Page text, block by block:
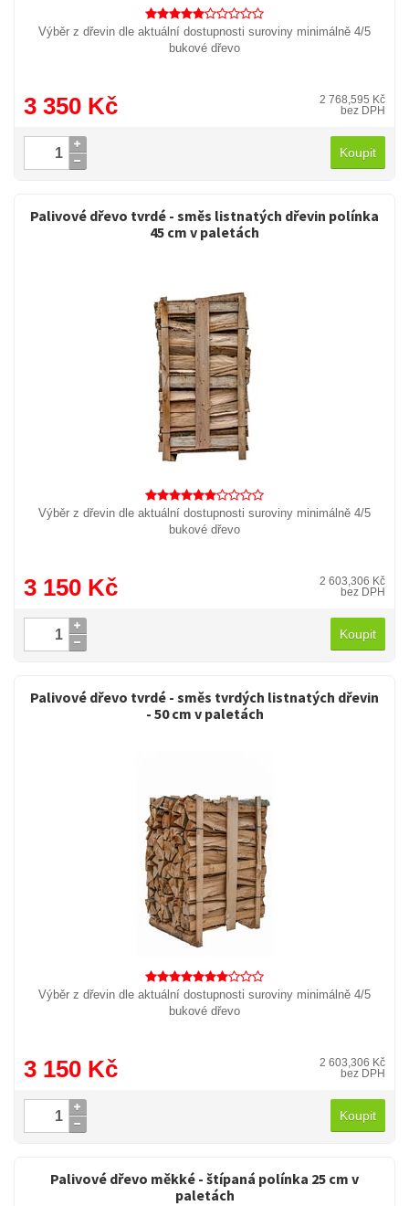
Výběr z dřevin dle aktuální dostupnosti suroviny minimálně 4/5
bukové dřevo
3 350 Kč
2 768,595 Kč
bez DPH
Koupit
Palivové dřevo tvrdé - směs listnatých dřevin polínka
45 cm v paletách
Výběr z dřevin dle aktuální dostupnosti suroviny minimálně 4/5
bukové dřevo
3 150 Kč
2 603,306 Kč
bez DPH
Koupit
Palivové dřevo tvrdé - směs tvrdých listnatých dřevin
- 50 cm v paletách
Výběr z dřevin dle aktuální dostupnosti suroviny minimálně 4/5
bukové dřevo
3 150 Kč
2 603,306 Kč
bez DPH
Koupit
Palivové dřevo měkké - štípaná polínka 25 cm v
paletách